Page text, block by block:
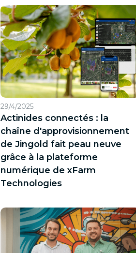
29/4/2025
Actinides connectés : la
chaîne d'approvisionnement
de Jingold fait peau neuve
grâce à la plateforme
numérique de xFarm
Technologies